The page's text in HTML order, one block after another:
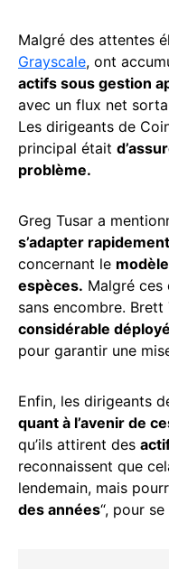
Malgré des attentes
Grayscale, ont
actifs sous gestion
avec un flux net
Les dirigeants de
principal était
problème.
Greg Tusar a
s’adapter
concernant le
espèces. Malgré ces
sans encombre.
considérable
pour garantir une
Enfin, les dirigeants
quant à l’avenir de
qu’ils attirent des
reconnaissent que
lendemain, mais
des années“, pour